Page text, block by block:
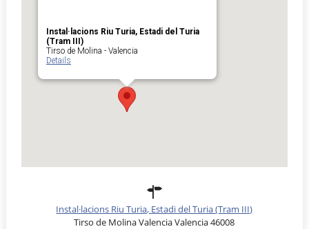
Instal·lacions Riu Turia, Estadi del Turia
(Tram III)
Tirso de Molina - Valencia
Details
Instal·lacions Riu Turia, Estadi del Turia (Tram III)
Tirso de Molina Valencia Valencia 46008